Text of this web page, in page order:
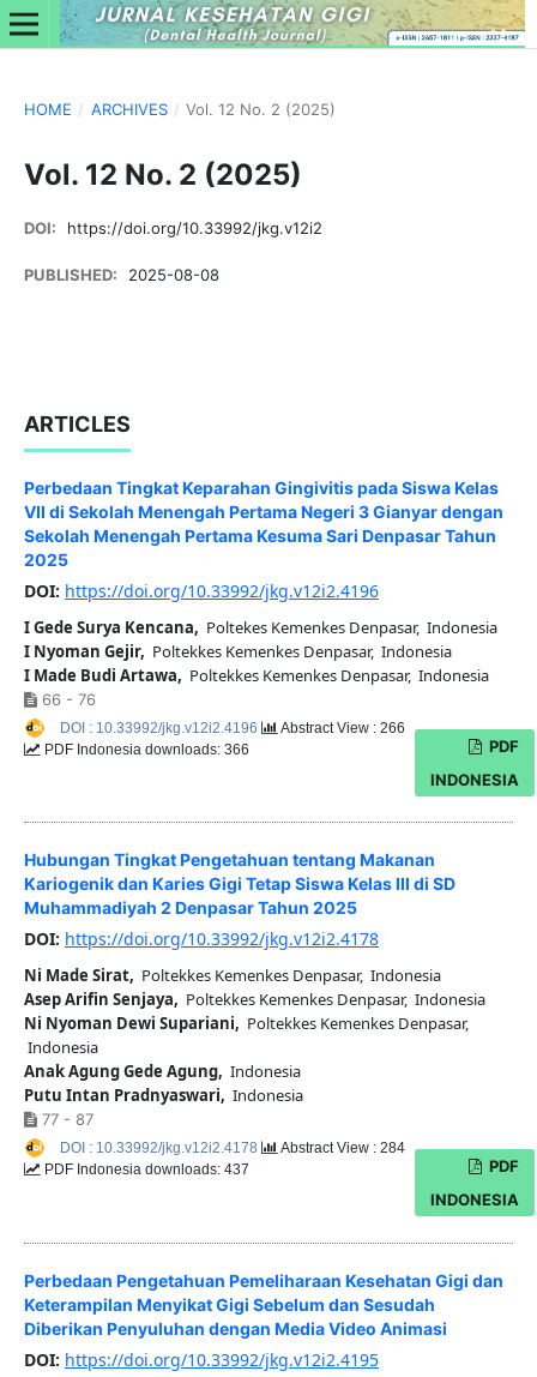
HOME / ARCHIVES / Vol. 12 No. 2 (2025)
Vol. 12 No. 2 (2025)
DOI: https://doi.org/10.33992/jkg.v12i2
PUBLISHED: 2025-08-08
ARTICLES
Perbedaan Tingkat Keparahan Gingivitis pada Siswa Kelas
VII di Sekolah Menengah Pertama Negeri 3 Gianyar dengan
Sekolah Menengah Pertama Kesuma Sari Denpasar Tahun
2025
DOI: https://doi.org/10.33992/jkg.v12i2.4196
I Gede Surya Kencana, Poltekes Kemenkes Denpasar, Indonesia
I Nyoman Gejir, Poltekkes Kemenkes Denpasar, Indonesia
I Made Budi Artawa, Poltekkes Kemenkes Denpasar, Indonesia
66 - 76
PDF
INDONESIA
DOI : 10.33992/jkg.v12i2.4196
Abstract View : 266
PDF Indonesia downloads: 366
Hubungan Tingkat Pengetahuan tentang Makanan
Kariogenik dan Karies Gigi Tetap Siswa Kelas III di SD
Muhammadiyah 2 Denpasar Tahun 2025
DOI: https://doi.org/10.33992/jkg.v12i2.4178
Ni Made Sirat, Poltekkes Kemenkes Denpasar, Indonesia
Asep Arifin Senjaya, Poltekkes Kemenkes Denpasar, Indonesia
Ni Nyoman Dewi Supariani, Poltekkes Kemenkes Denpasar,
Indonesia
Anak Agung Gede Agung, Indonesia
Putu Intan Pradnyaswari, Indonesia
77 - 87
PDF
INDONESIA
DOI : 10.33992/jkg.v12i2.4178
Abstract View : 284
PDF Indonesia downloads: 437
Perbedaan Pengetahuan Pemeliharaan Kesehatan Gigi dan
Keterampilan Menyikat Gigi Sebelum dan Sesudah
Diberikan Penyuluhan dengan Media Video Animasi
DOI: https://doi.org/10.33992/jkg.v12i2.4195